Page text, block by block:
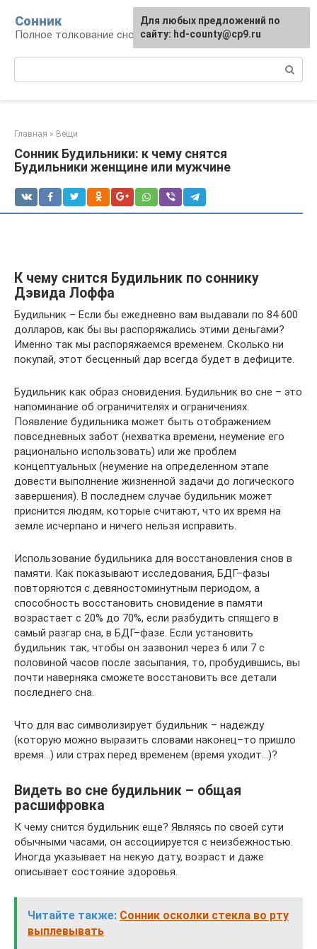
контенту
Сонник
Полное толкование снов
Главная » Вещи
Сонник Будильники: к чему снятся
Будильники женщине или мужчине
К чему снится Будильник по соннику
Дэвида Лоффа
Будильник – Если бы ежедневно вам выдавали по 84 600
долларов, как бы вы распоряжались этими деньгами?
Именно так мы распоряжаемся временем. Сколько ни
покупай, этот бесценный дар всегда будет в дефиците.
Будильник как образ сновидения. Будильник во сне – это
напоминание об ограничителях и ограничениях.
Появление будильника может быть отображением
повседневных забот (нехватка времени, неумение его
рационально использовать) или же проблем
концептуальных (неумение на определенном этапе
довести выполнение жизненной задачи до логического
завершения). В последнем случае будильник может
приснится людям, которые считают, что их время на
земле исчерпано и ничего нельзя исправить.
Использование будильника для восстановления снов в
памяти. Как показывают исследования, БДГ–фазы
повторяются с девяностоминутным периодом, а
способность восстановить сновидение в памяти
возрастает с 20% до 70%, если разбудить спящего в
самый разгар сна, в БДГ–фазе. Если установить
будильник так, чтобы он зазвонил через 6 или 7 с
половиной часов после засыпания, то, пробудившись, вы
почти наверняка сможете восстановить все детали
последнего сна.
Что для вас символизирует будильник – надежду
(которую можно выразить словами наконец–то пришло
время…) или страх перед временем (время уходит…)?
Видеть во сне будильник – общая
расшифровка
К чему снится будильник еще? Являясь по своей сути
обычными часами, он ассоциируется с неизбежностью.
Иногда указывает на некую дату, возраст и даже
описывает состояние здоровья.
Читайте также: Сонник осколки стекла во рту
выплевывать
Для любых предложений по
сайту: hd-county@cp9.ru